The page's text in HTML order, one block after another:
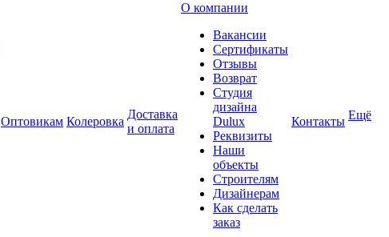
Оптовикам Колеровка
Доставка
и оплата
О компании
Вакансии
Сертификаты
Отзывы
Возврат
Студия
дизайна
Dulux
Реквизиты
Наши
объекты
Строителям
Дизайнерам
Как сделать
заказ
Контакты Ещё